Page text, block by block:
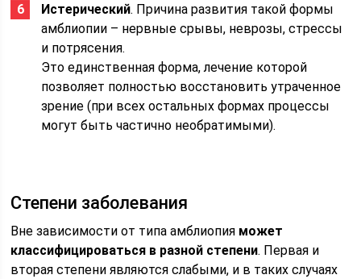
Истерический. Причина развития такой формы
амблиопии – нервные срывы, неврозы, стрессы
и потрясения.
Это единственная форма, лечение которой
позволяет полностью восстановить утраченное
зрение (при всех остальных формах процессы
могут быть частично необратимыми).
Степени заболевания
Вне зависимости от типа амблиопия может
классифицироваться в разной степени. Первая и
вторая степени являются слабыми, и в таких случаях